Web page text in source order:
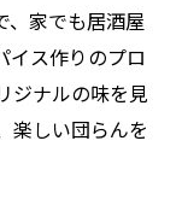
、家でも居酒屋
イス作りのプロ
ジナルの味を見
楽しい団らんを